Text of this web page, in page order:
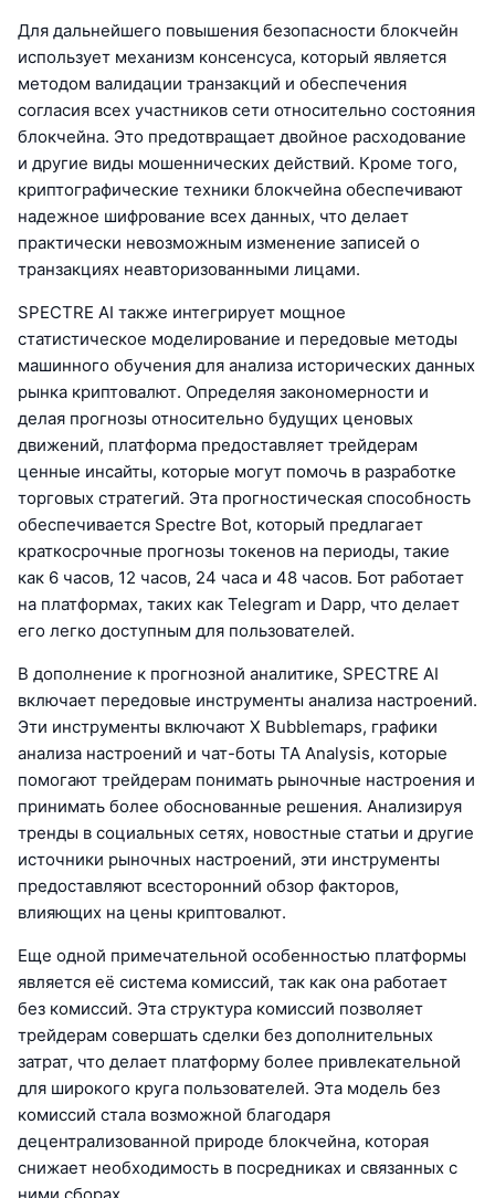
Для дальнейшего повышения безопасности блокчейн
использует механизм консенсуса, который является
методом валидации транзакций и обеспечения
согласия всех участников сети относительно состояния
блокчейна. Это предотвращает двойное расходование
и другие виды мошеннических действий. Кроме того,
криптографические техники блокчейна обеспечивают
надежное шифрование всех данных, что делает
практически невозможным изменение записей о
транзакциях неавторизованными лицами.
SPECTRE AI также интегрирует мощное
статистическое моделирование и передовые методы
машинного обучения для анализа исторических данных
рынка криптовалют. Определяя закономерности и
делая прогнозы относительно будущих ценовых
движений, платформа предоставляет трейдерам
ценные инсайты, которые могут помочь в разработке
торговых стратегий. Эта прогностическая способность
обеспечивается Spectre Bot, который предлагает
краткосрочные прогнозы токенов на периоды, такие
как 6 часов, 12 часов, 24 часа и 48 часов. Бот работает
на платформах, таких как Telegram и Dapp, что делает
его легко доступным для пользователей.
В дополнение к прогнозной аналитике, SPECTRE AI
включает передовые инструменты анализа настроений.
Эти инструменты включают X Bubblemaps, графики
анализа настроений и чат-боты TA Analysis, которые
помогают трейдерам понимать рыночные настроения и
принимать более обоснованные решения. Анализируя
тренды в социальных сетях, новостные статьи и другие
источники рыночных настроений, эти инструменты
предоставляют всесторонний обзор факторов,
влияющих на цены криптовалют.
Еще одной примечательной особенностью платформы
является её система комиссий, так как она работает
без комиссий. Эта структура комиссий позволяет
трейдерам совершать сделки без дополнительных
затрат, что делает платформу более привлекательной
для широкого круга пользователей. Эта модель без
комиссий стала возможной благодаря
децентрализованной природе блокчейна, которая
снижает необходимость в посредниках и связанных с